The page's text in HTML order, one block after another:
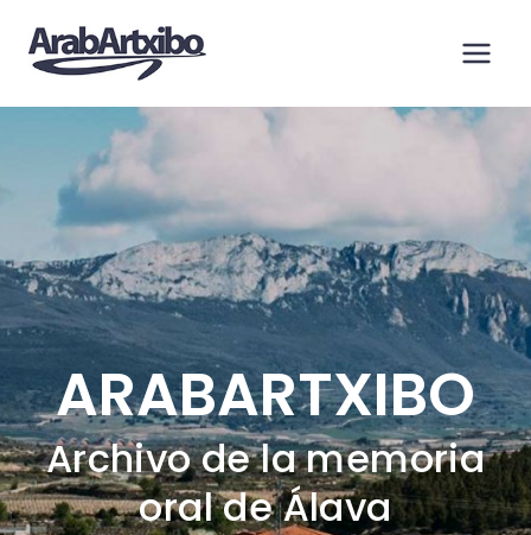
contenido
ARABARTXIBO
Archivo de la memoria
oral de Álava